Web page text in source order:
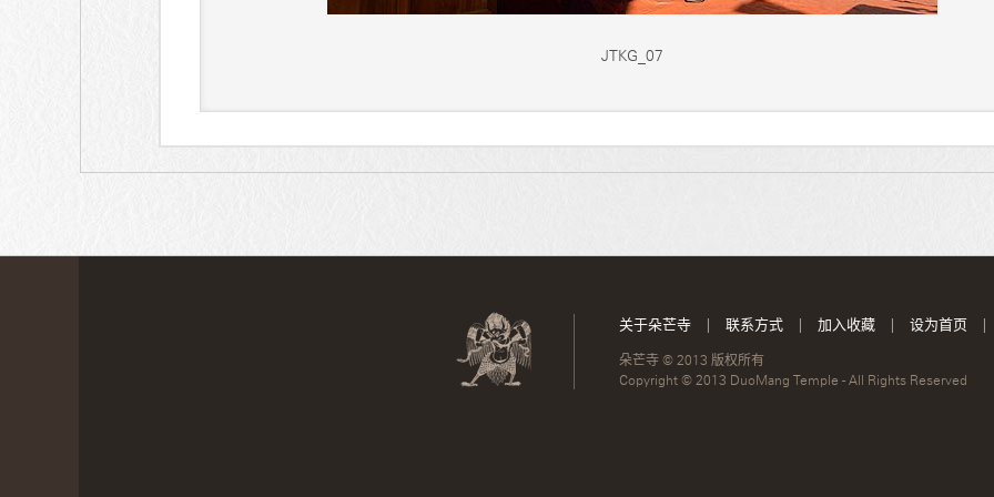
JTKG_07
关于朵芒寺 | 联系方式 | 加入收藏 | 设为首页 |
朵芒寺 © 2013 版权所有
Copyright © 2013 DuoMang Temple - All Rights Reserved